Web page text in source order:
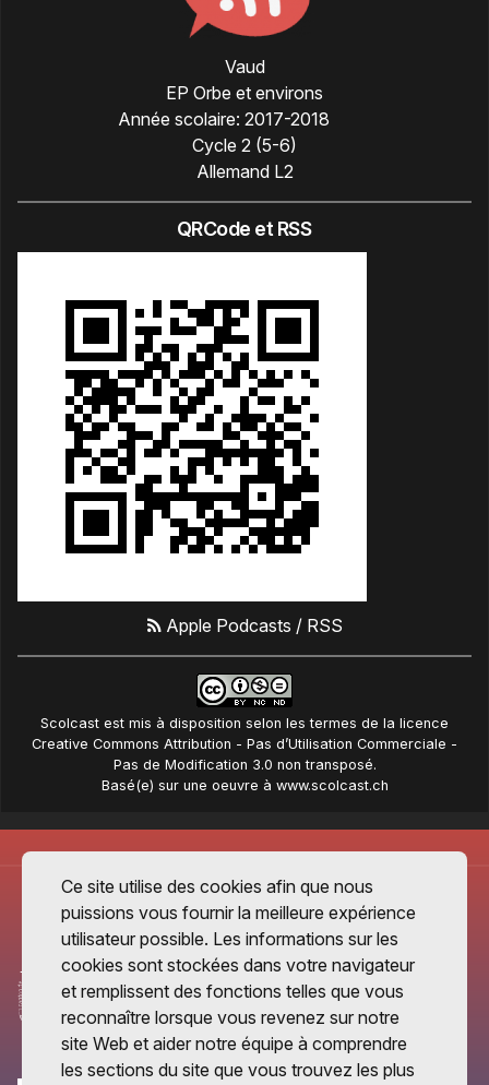
Vaud
EP Orbe et environs
Année scolaire: 2017-2018
Cycle 2 (5-6)
Allemand L2
QRCode et RSS
Apple Podcasts / RSS
Scolcast est mis à disposition selon les termes de la licence
Creative Commons Attribution - Pas d’Utilisation Commerciale -
Pas de Modification 3.0 non transposé.
Basé(e) sur une oeuvre à www.scolcast.ch
Ce site utilise des cookies afin que nous
puissions vous fournir la meilleure expérience
utilisateur possible. Les informations sur les
cookies sont stockées dans votre navigateur
et remplissent des fonctions telles que vous
reconnaître lorsque vous revenez sur notre
site Web et aider notre équipe à comprendre
les sections du site que vous trouvez les plus